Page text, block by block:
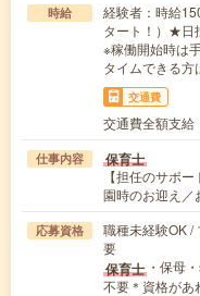
時給
経験者：時給
タート！）★日
※稼働開始時は
タイムできる方
交通費
交通費全額支
仕事内容 保育士
【担任のサポ
園時のお迎え
応募資格
職種未経験OK /
要
保育士 ・保母
不要＊資格が